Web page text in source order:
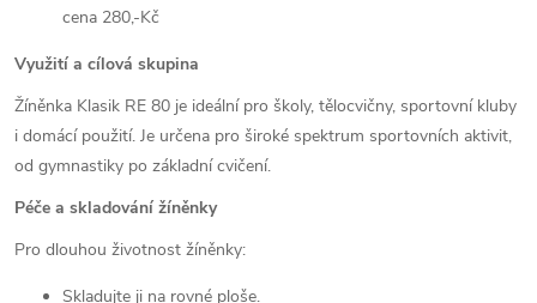
cena 280,-Kč
Využití a cílová skupina
Žíněnka Klasik RE 80 je ideální pro školy, tělocvičny, sportovní kluby
i domácí použití. Je určena pro široké spektrum sportovních aktivit,
od gymnastiky po základní cvičení.
Péče a skladování žíněnky
Pro dlouhou životnost žíněnky:
Skladujte ji na rovné ploše.